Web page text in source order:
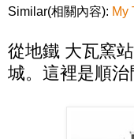
Similar(相關內容): My
從地鐵 大瓦窯
城。這裡是順治